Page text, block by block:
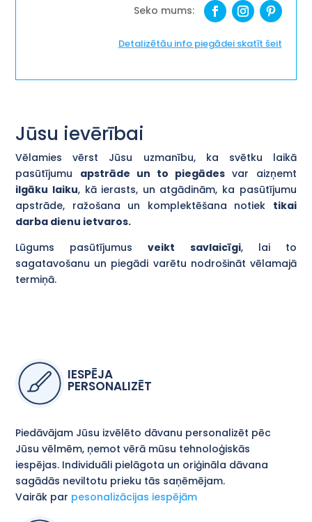
Detalizētāu info piegādei skatīt šeit
Jūsu ievērībai
Vēlamies vērst Jūsu uzmanību, ka svētku laikā
pasūtījumu apstrāde un to piegādes var aizņemt
ilgāku laiku, kā ierasts, un atgādinām, ka pasūtījumu
apstrāde, ražošana un komplektēšana notiek tikai
darba dienu ietvaros.
Lūgums pasūtījumusveikt savlaicīgi, lai to
sagatavošanu un piegādi varētu nodrošināt vēlamajā
termiņā.
IESPĒJA
PERSONALIZĒT
Piedāvājam Jūsu izvēlēto dāvanu personalizēt pēc
Jūsu vēlmēm, ņemot vērā mūsu tehnoloģiskās
iespējas. Individuāli pielāgota un oriģināla dāvana
sagādās neviltotu prieku tās saņēmējam.
Vairāk par pesonalizācijas iespējām